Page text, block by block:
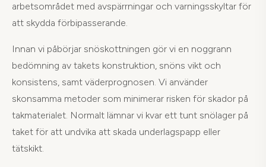
arbetsområdet med avspärrningar och varningsskyltar för
att skydda förbipasserande.
Innan vi påbörjar snöskottningen gör vi en noggrann
bedömning av takets konstruktion, snöns vikt och
konsistens, samt väderprognosen. Vi använder
skonsamma metoder som minimerar risken för skador på
takmaterialet. Normalt lämnar vi kvar ett tunt snölager på
taket för att undvika att skada underlagspapp eller
tätskikt.